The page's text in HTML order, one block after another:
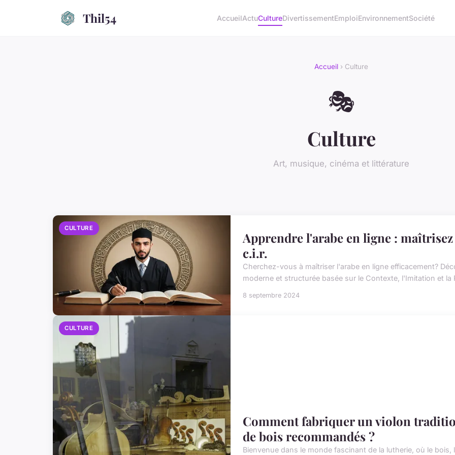
Thil54 AccueilActuCultureDivertissementEmploiEnvironnementSociété
Accueil › Culture
🎭
Culture
Art, musique, cinéma et littérature
CULTURE
Apprendre l'arabe en ligne :
c.i.r.
Cherchez-vous à maîtriser l'arabe en ligne efficacement?
moderne et structurée basée sur le Contexte, l'Imitation et
8 septembre 2024
CULTURE
Comment fabriquer un violon
de bois recommandés ?
Bienvenue dans le monde fascinant de la lutherie, où le